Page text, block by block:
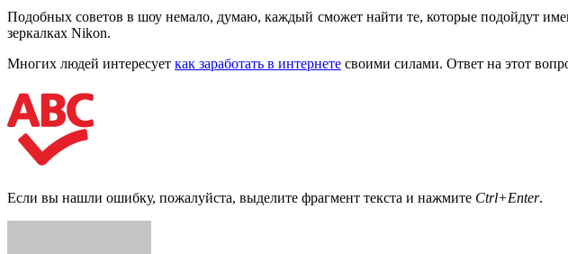
Подобных советов в шоу немало, думаю, каждый сможет найти те, которые подойдут
зеркалках Nikon.
Многих людей интересует как заработать в интернете своими силами. Ответ на этот
Если вы нашли ошибку, пожалуйста, выделите фрагмент текста и нажмите Ctrl+Enter.